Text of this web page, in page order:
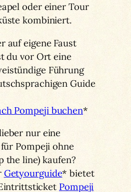
oder einer Tour
kombiniert.
auf eigene Faust
du vor Ort eine
Führung
Guide
Pompeji buchen*
nur eine
Pompeji ohne
the line) kaufen?
Getyourguide* bietet
Pompeji